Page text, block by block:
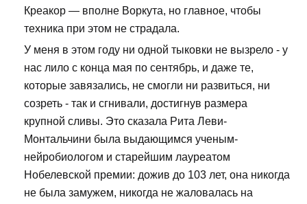
Креакор — вполне Воркута, но главное, чтобы
техника при этом не страдала.
У меня в этом году ни одной тыковки не вызрело - у
нас лило с конца мая по сентябрь, и даже те,
которые завязались, не смогли ни развиться, ни
созреть - так и сгнивали, достигнув размера
крупной сливы. Это сказала Рита Леви-
Монтальчини была выдающимся ученым-
нейробиологом и старейшим лауреатом
Нобелевской премии: дожив до 103 лет, она никогда
не была замужем, никогда не жаловалась на